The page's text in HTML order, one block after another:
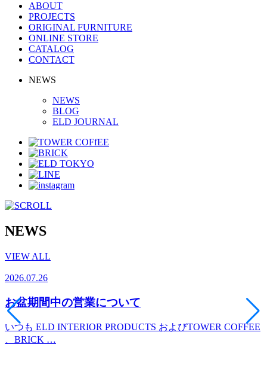
ABOUT
PROJECTS
ORIGINAL FURNITURE
ONLINE STORE
CATALOG
CONTACT
NEWS
NEWS
BLOG
ELD JOURNAL
NEWS
VIEW ALL
2026.07.26
お盆期間中の営業について
いつも ELD INTERIOR PRODUCTS およびTOWER COFFEE
、BRICK …